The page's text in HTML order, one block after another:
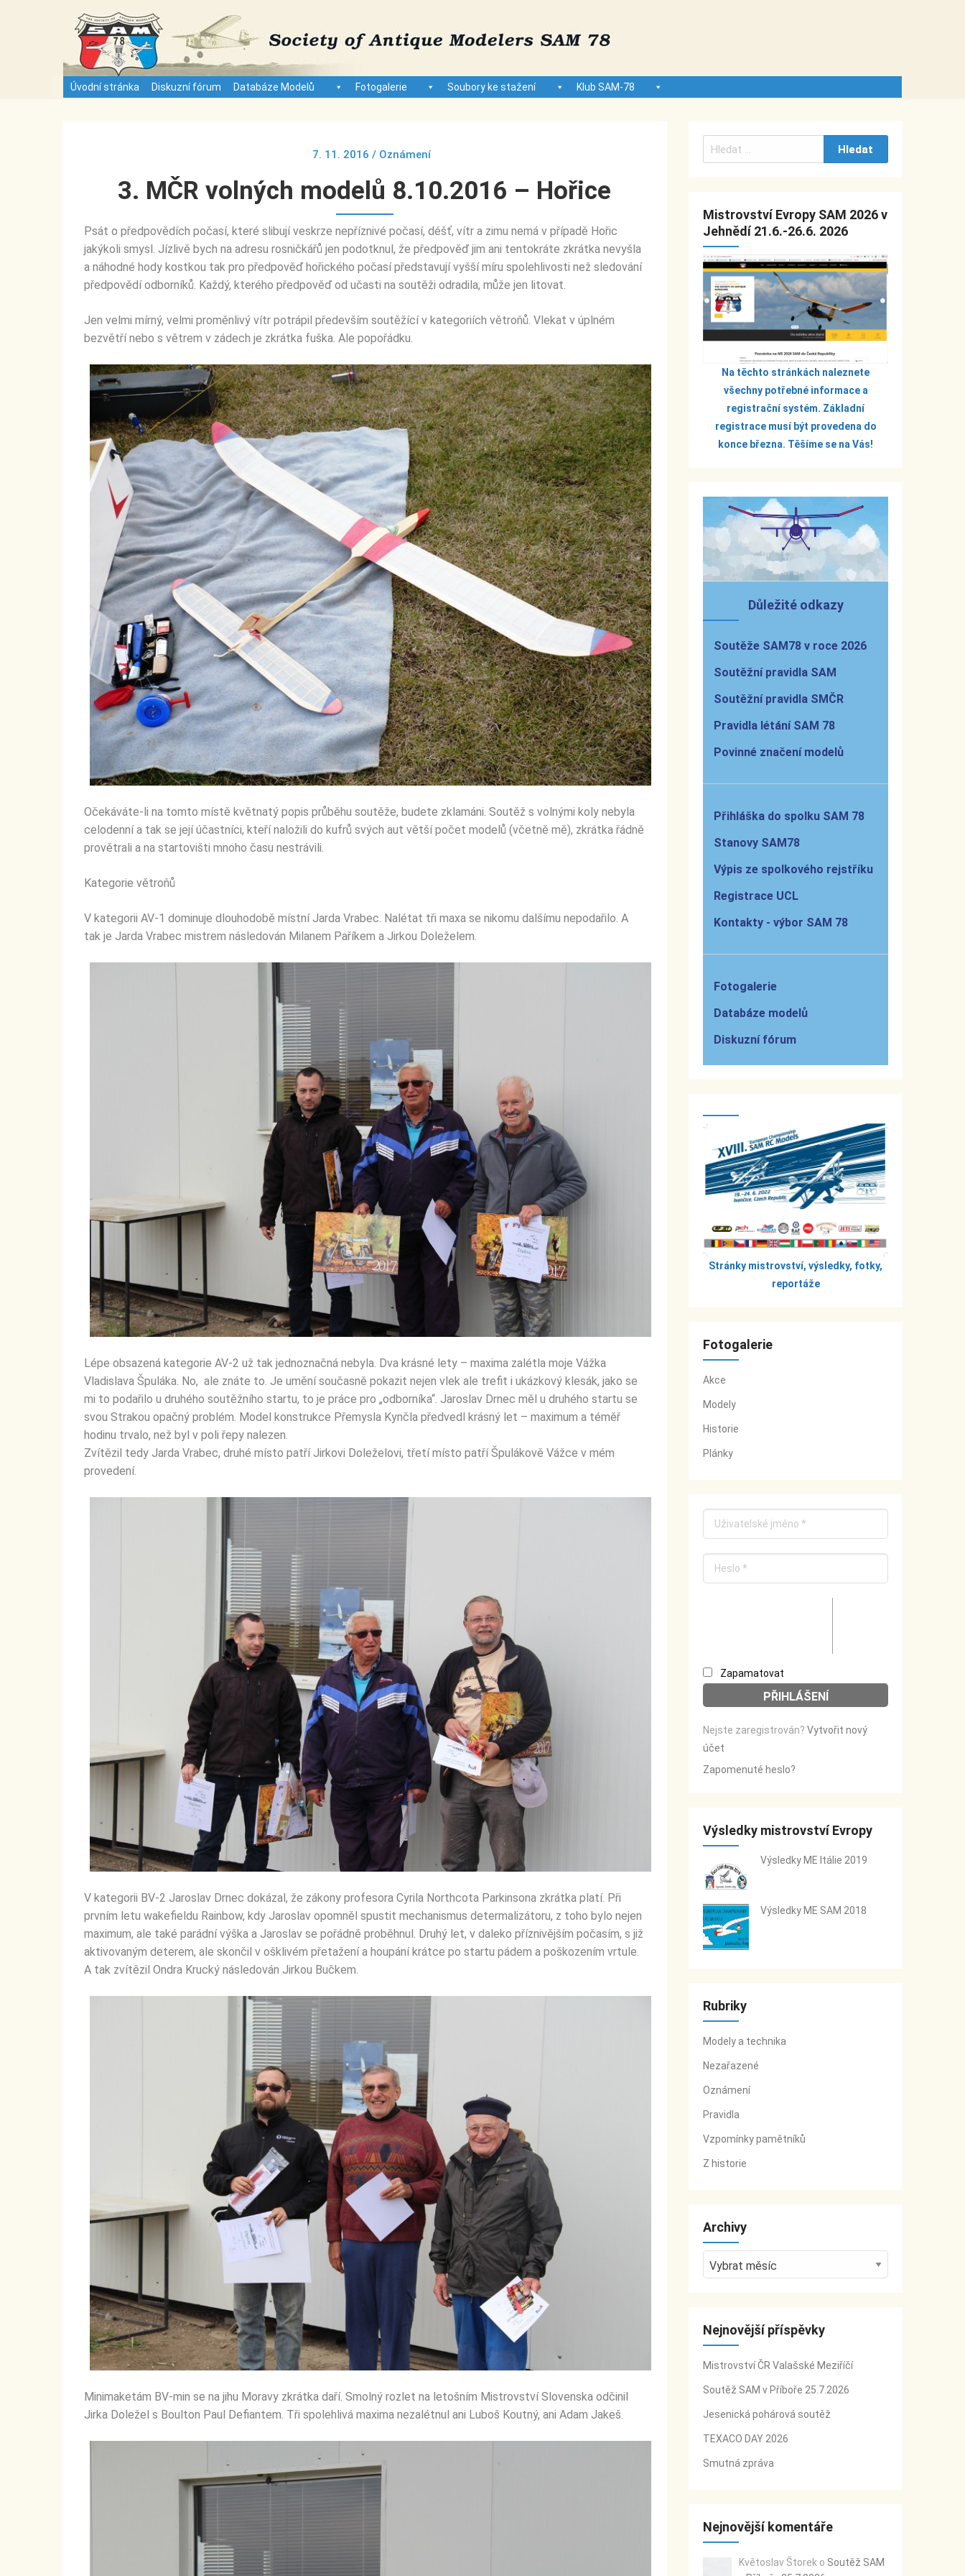
Úvodní stránka Diskuzní fórum Databáze Modelů Fotogalerie Soubory ke stažení Klub SAM-78
7. 11. 2016 / Oznámení
3. MČR volných modelů 8.10.2016 – Hořice
Psát o předpovědích počasí, které slibují veskrze nepříznivé počasí, déšť, vítr a zimu nemá v případě Hořic
jakýkoli smysl. Jízlivě bych na adresu rosničkářů jen podotknul, že předpověď jim ani tentokráte zkrátka nevyšla
a náhodné hody kostkou tak pro předpověď hořického počasí představují vyšší míru spolehlivosti než sledování
předpovědí odborníků. Každý, kterého předpověď od učasti na soutěži odradila, může jen litovat.
Jen velmi mírný, velmi proměnlivý vítr potrápil především soutěžící v kategoriích větroňů. Vlekat v úplném
bezvětří nebo s větrem v zádech je zkrátka fuška. Ale popořádku.
Očekáváte-li na tomto místě květnatý popis průběhu soutěže, budete zklamáni. Soutěž s volnými koly nebyla
celodenní a tak se její účastníci, kteří naložili do kufrů svých aut větší počet modelů (včetně mě), zkrátka řádně
provětrali a na startovišti mnoho času nestrávili.
Kategorie větroňů
V kategorii AV-1 dominuje dlouhodobě místní Jarda Vrabec. Nalétat tři maxa se nikomu dalšímu nepodařilo. A
tak je Jarda Vrabec mistrem následován Milanem Paříkem a Jirkou Doleželem.
Lépe obsazená kategorie AV-2 už tak jednoznačná nebyla. Dva krásné lety – maxima zalétla moje Vážka
Vladislava Špuláka. No, ale znáte to. Je umění současně pokazit nejen vlek ale trefit i ukázkový klesák, jako se
mi to podařilo u druhého soutěžního startu, to je práce pro „odborníka“. Jaroslav Drnec měl u druhého startu se
svou Strakou opačný problém. Model konstrukce Přemysla Kynčla předvedl krásný let – maximum a téměř
hodinu trvalo, než byl v poli řepy nalezen.
Zvítězil tedy Jarda Vrabec, druhé místo patří Jirkovi Doleželovi, třetí místo patří Špulákově Vážce v mém
provedení.
V kategorii BV-2 Jaroslav Drnec dokázal, že zákony profesora Cyrila Northcota Parkinsona zkrátka platí. Při
prvním letu wakefieldu Rainbow, kdy Jaroslav opomněl spustit mechanismus determalizátoru, z toho bylo nejen
maximum, ale také parádní výška a Jaroslav se pořádně proběhnul. Druhý let, v daleko příznivějším počasím, s již
aktivovaným deterem, ale skončil v ošklivém přetažení a houpání krátce po startu pádem a poškozením vrtule.
A tak zvítězil Ondra Krucký následován Jirkou Bučkem.
Minimaketám BV-min se na jihu Moravy zkrátka daří. Smolný rozlet na letošním Mistrovství Slovenska odčinil
Jirka Doležel s Boulton Paul Defiantem. Tři spolehlivá maxima nezalétnul ani Luboš Koutný, ani Adam Jakeš.
y
e
d
v
n
Mistrovství Evropy SAM 2026 v
Jehnědí 21.6.-26.6. 2026
Na těchto stránkách naleznete
všechny potřebné informace a
registrační systém. Základní
registrace musí být provedena do
konce března. Těšíme se na Vás!
Důležité odkazy
Soutěže SAM78 v roce 2026
Soutěžní pravidla SAM
Soutěžní pravidla SMČR
Pravidla létání SAM 78
Povinné značení modelů
Přihláška do spolku SAM 78
Stanovy SAM78
Výpis ze spolkového rejstříku
Registrace UCL
Kontakty - výbor SAM 78
Fotogalerie
Databáze modelů
Diskuzní fórum
Stránky mistrovství, výsledky, fotky,
reportáže
Fotogalerie
Akce
Modely
Historie
Plánky
Zapamatovat
Nejste zaregistrován?Vytvořit nový
účet
Zapomenuté heslo?
Výsledky mistrovství Evropy
Výsledky ME Itálie 2019
Výsledky ME SAM 2018
Rubriky
Modely a technika
Nezařazené
Oznámení
Pravidla
Vzpomínky pamětníků
Z historie
Archivy
A
r
i
v
y
Nejnovější příspěvky
Mistrovství ČR Valašské Meziříčí
Soutěž SAM v Příboře 25.7.2026
Jesenická pohárová soutěž
TEXACO DAY 2026
Smutná zpráva
Nejnovější komentáře
Květoslav Štorek o Soutěž SAM